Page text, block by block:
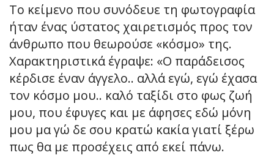
Το κείμενο που συνόδευε τη φωτογραφία
ήταν ένας ύστατος χαιρετισμός προς τον
άνθρωπο που θεωρούσε «κόσμο» της.
Χαρακτηριστικά έγραψε: «Ο παράδεισος
κέρδισε έναν άγγελο.. αλλά εγώ, εγώ έχασα
τον κόσμο μου.. καλό ταξίδι στο φως ζωή
μου, που έφυγες και με άφησες εδώ μόνη
μου μα γώ δε σου κρατώ κακία γιατί ξέρω
πως θα με προσέχεις από εκεί πάνω.